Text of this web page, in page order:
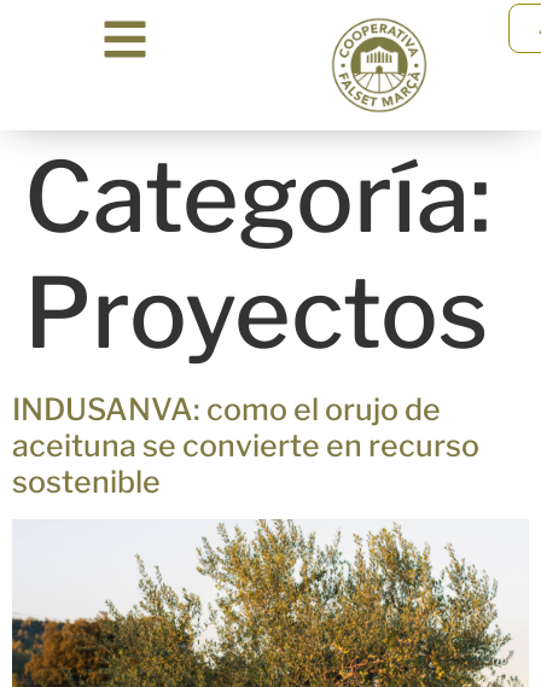
Categoría:
Proyectos
INDUSANVA: como el orujo de
aceituna se convierte en recurso
sostenible